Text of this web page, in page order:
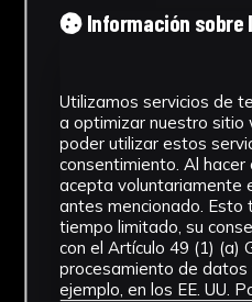
Información sobre
Utilizamos servicios de
a optimizar nuestro sitio
poder utilizar estos
consentimiento. Al
acepta voluntariamente
antes mencionado. Esto
tiempo limitado, su
con el Artículo 49 (1) (a)
procesamiento de datos
ejemplo, en los EE. UU.